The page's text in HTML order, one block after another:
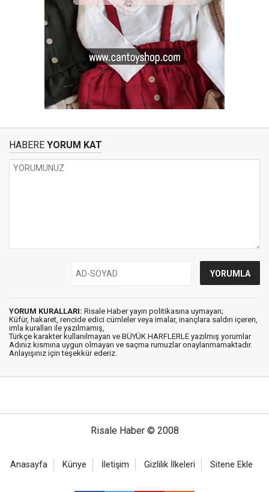
HABERE YORUM KAT
YORUM KURALLARI: Risale Haber yayın politikasına uymayan;
Küfür, hakaret, rencide edici cümleler veya imalar, inançlara saldırı içeren,
imla kuralları ile yazılmamış,
Türkçe karakter kullanılmayan ve BÜYÜK HARFLERLE yazılmış yorumlar
Adınız kısmına uygun olmayan ve saçma rumuzlar onaylanmamaktadır.
Anlayışınız için teşekkür ederiz.
Risale Haber © 2008
Anasayfa Künye İletişim Gizlilik İlkeleri Sitene Ekle